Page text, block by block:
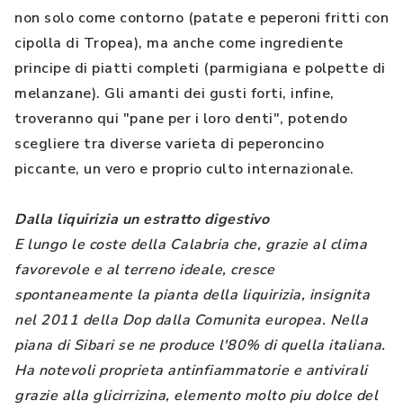
non solo come contorno (patate e peperoni fritti con
cipolla di Tropea), ma anche come ingrediente
principe di piatti completi (parmigiana e polpette di
melanzane). Gli amanti dei gusti forti, infine,
troveranno qui "pane per i loro denti", potendo
scegliere tra diverse varieta di peperoncino
piccante, un vero e proprio culto internazionale.
Dalla liquirizia un estratto digestivo
E lungo le coste della Calabria che, grazie al clima
favorevole e al terreno ideale, cresce
spontaneamente la pianta della liquirizia, insignita
nel 2011 della Dop dalla Comunita europea. Nella
piana di Sibari se ne produce l'80% di quella italiana.
Ha notevoli proprieta antinfiammatorie e antivirali
grazie alla glicirrizina, elemento molto piu dolce del